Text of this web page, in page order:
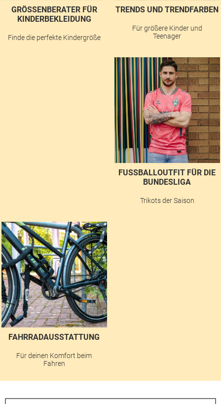
GRÖSSENBERATER FÜR K
INDERBEKLEIDUNG
Finde die perfekte Kindergröße
TRENDS UND TRENDFARBEN
Für größere Kinder und
Teenager
FUSSBALLOUTFIT FÜR DIE B
UNDESLIGA
Trikots der Saison
FAHRRADAUSSTATTUNG
Für deinen Komfort beim
Fahren